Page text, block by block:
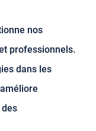
nos
professionnels.
dans les